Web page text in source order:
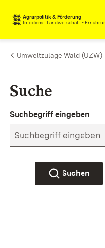
Zum Inhalt springen
Agrarpolitik & Förderung
Infodienst Landwirtschaft -
Umweltzulage Wald (UZW)
Suche
Suchbegriff eingeben
Suchen